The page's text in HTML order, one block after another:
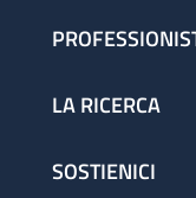
LA RICERCA
SOSTIENICI